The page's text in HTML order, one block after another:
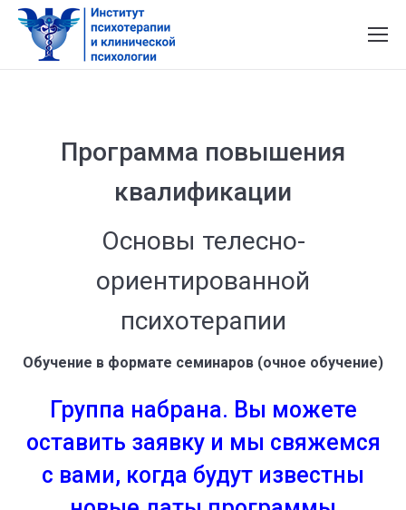
Программа повышения
квалификации
Основы телесно-
ориентированной
психотерапии
Обучение в формате семинаров (очное обучение)
Группа набрана. Вы можете
оставить заявку и мы свяжемся
с вами, когда будут известны